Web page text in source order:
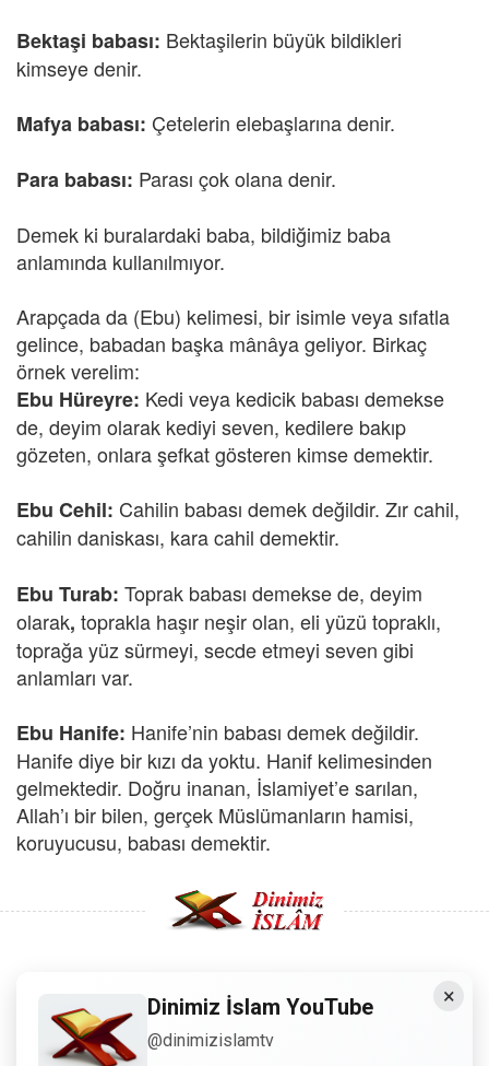
Bektaşi babası: Bektaşilerin büyük bildikleri
kimseye denir.
Mafya babası: Çetelerin elebaşlarına denir.
Para babası: Parası çok olana denir.
Demek ki buralardaki baba, bildiğimiz baba
anlamında kullanılmıyor.
Arapçada da (Ebu) kelimesi, bir isimle veya sıfatla
gelince, babadan başka mânâya geliyor. Birkaç
örnek verelim:
Ebu Hüreyre: Kedi veya kedicik babası demekse
de, deyim olarak kediyi seven, kedilere bakıp
gözeten, onlara şefkat gösteren kimse demektir.
Ebu Cehil: Cahilin babası demek değildir. Zır cahil,
cahilin daniskası, kara cahil demektir.
Ebu Turab: Toprak babası demekse de, deyim
olarak, toprakla haşır neşir olan, eli yüzü topraklı,
toprağa yüz sürmeyi, secde etmeyi seven gibi
anlamları var.
Ebu Hanife: Hanife’nin babası demek değildir.
Hanife diye bir kızı da yoktu. Hanif kelimesinden
gelmektedir. Doğru inanan, İslamiyet’e sarılan,
Allah’ı bir bilen, gerçek Müslümanların hamisi,
koruyucusu, babası demektir.
Copyright © 2008 - Dinimiz İslam. Her Hakkı Saklıdır.
Sitemizdeki bilgiler, bütün insanların istifadesi için
×
Dinimiz İslam YouTube
@dinimizislamtv